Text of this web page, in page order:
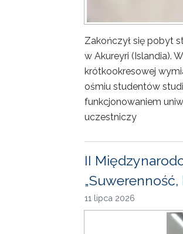
Zakończył się pobyt
w Akureyri (Islandia).
krótkookresowej
ośmiu studentów
funkcjonowaniem
uczestniczy
II
11 lipca 2026